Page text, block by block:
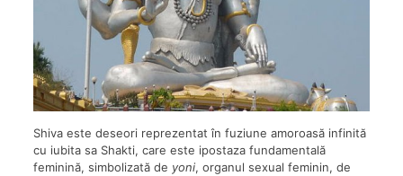
Shiva este deseori reprezentat în fuziune amoroasă infinită
cu iubita sa Shakti, care este ipostaza fundamentală
feminină, simbolizată de yoni, organul sexual feminin, de